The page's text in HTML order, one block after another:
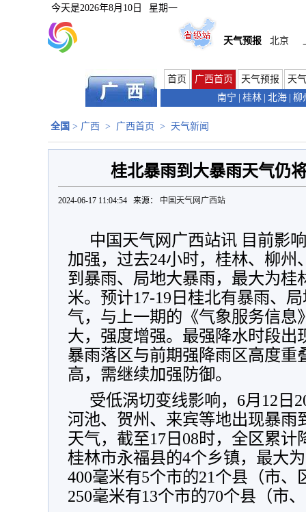
今天是2026年8月10日 星期一
天气预报 北京
首页 广西首页 天气预报
天
南宁
桂林 北海 柳
全国 > 广西 > 广西首页 > 天气新闻
桂北暴雨到大暴雨天气仍
2024-06-17 11:04:54 来源： 中国天气网广西站
中国天气网广西站讯 目前影
加强，过去24小时，桂林、柳州
到暴雨、局地大暴雨，最大为桂
米。预计17-19日桂北有暴雨、
气，与上一期的《气象服务信息
大，强度增强。最强降水时段出
暴雨落区与前期强降雨区高度重
高，需继续加强防御。
受低涡切变线影响，6月12日
河池、贺州、来宾等地出现暴雨
天气，截至17日08时，全区累计
桂林市永福县的4个乡镇，最大
400毫米有5个市的21个县（市、
250毫米有13个市的70个县（市